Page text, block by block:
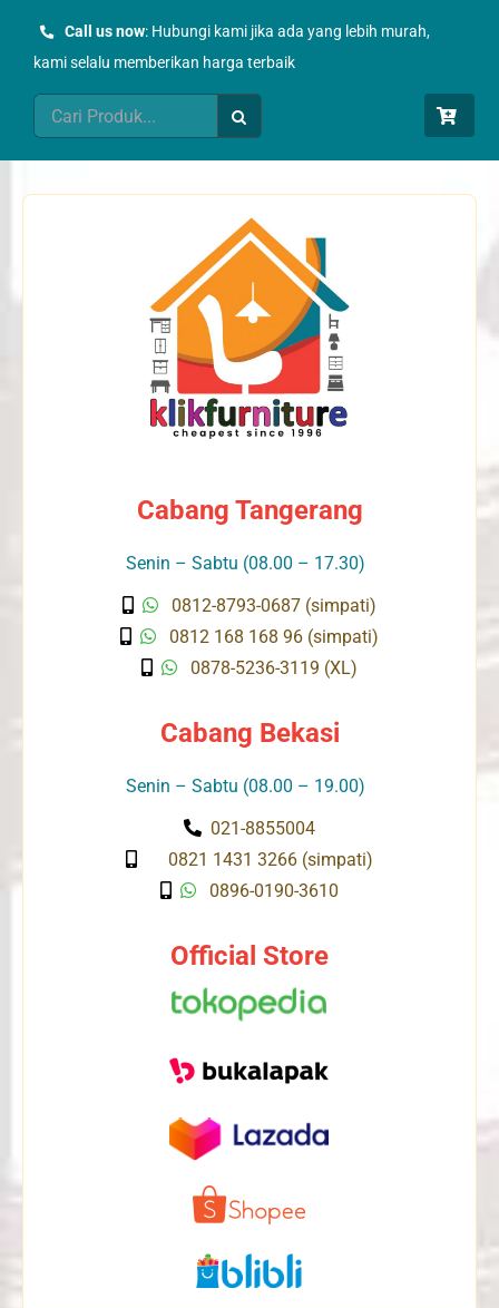
Call us now: Hubungi kami jika ada yang lebih murah,
kami selalu memberikan harga terbaik
Search
for:
Cabang Tangerang
Senin – Sabtu (08.00 – 17.30)
0812-8793-0687 (simpati)
0812 168 168 96 (simpati)
0878-5236-3119 (XL)
Cabang Bekasi
Senin – Sabtu (08.00 – 19.00)
021-8855004
0821 1431 3266 (simpati)
0896-0190-3610
Official Store